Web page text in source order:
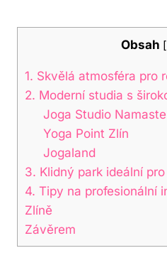
Obsah [
1.⁣ Skvělá atmosféra pro
2. Moderní​ studia s
Joga Studio Namaste
Yoga Point Zlín
Jogaland
3.⁢ Klidný⁤ park‍ ideální
4. Tipy na profesionální
Zlíně
Závěrem